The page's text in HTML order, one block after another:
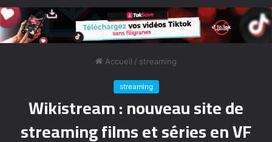
Accueil / streaming
streaming
Wikistream : nouveau site de
streaming films et séries en VF